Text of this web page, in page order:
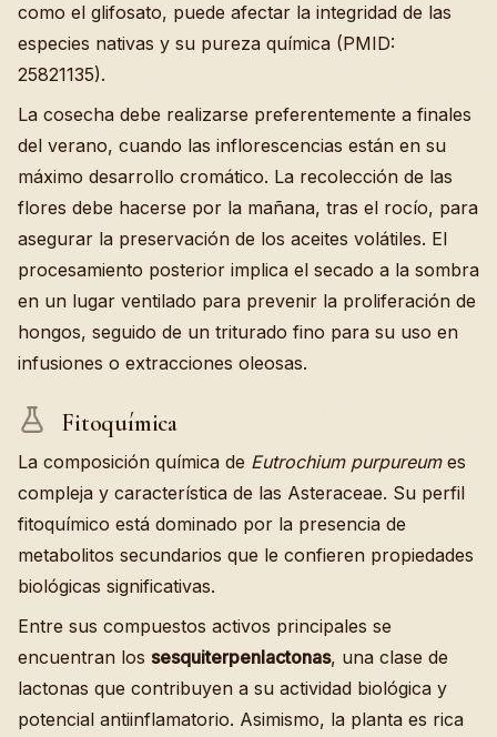
como el glifosato, puede afectar la integridad de las
especies nativas y su pureza química (PMID:
25821135).
La cosecha debe realizarse preferentemente a finales
del verano, cuando las inflorescencias están en su
máximo desarrollo cromático. La recolección de las
flores debe hacerse por la mañana, tras el rocío, para
asegurar la preservación de los aceites volátiles. El
procesamiento posterior implica el secado a la sombra
en un lugar ventilado para prevenir la proliferación de
hongos, seguido de un triturado fino para su uso en
infusiones o extracciones oleosas.
Fitoquímica
La composición química de Eutrochium purpureumes
compleja y característica de las Asteraceae. Su perfil
fitoquímico está dominado por la presencia de
metabolitos secundarios que le confieren propiedades
biológicas significativas.
Entre sus compuestos activos principales se
encuentran los sesquiterpenlactonas, una clase de
lactonas que contribuyen a su actividad biológica y
potencial antiinflamatorio. Asimismo, la planta es rica